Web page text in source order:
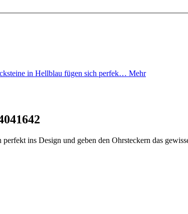
in Hellblau fügen sich perfek… Mehr
ins Design und geben den Ohrsteckern das